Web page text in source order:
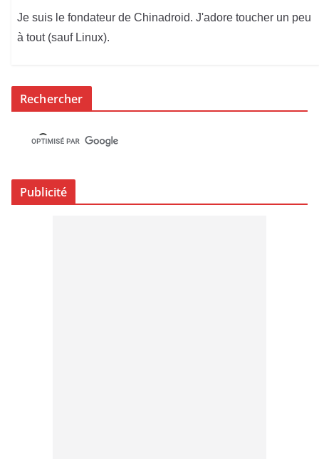
Je suis le fondateur de Chinadroid. J'adore toucher un peu
à tout (sauf Linux).
Rechercher
Publicité